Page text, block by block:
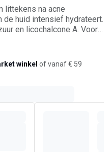
littekens na acne
de huid intensief hydrateert.
en licochalcone A. Voor
winkel of vanaf € 59